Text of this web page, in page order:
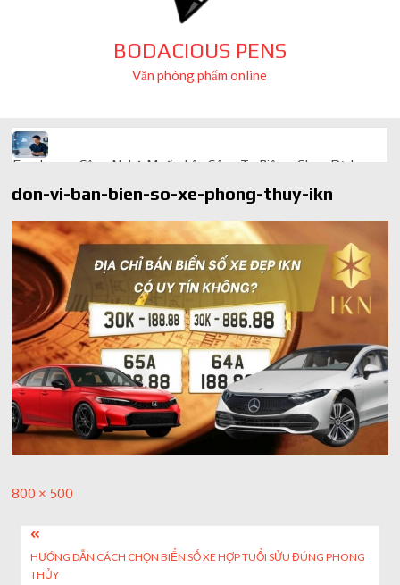
BODACIOUS PENS
Văn phòng phẩm online
Freelancer Công Nghệ Muốn Lên Công Ty Riêng: Chọn Dịch
Quà cá nhân hóa: vì sao món làm riêng luôn ghi điểm
AI trong doanh nghiệp: Phân biệt RPA, workflow và AI agent
Ứng dụng AI trong doanh nghiệp để cắt giảm chi phí vận hành
Ứng dụng AI cho chăm sóc khách hàng giúp web phản hồi
24/7
AI agent cho doanh nghiệp khác chatbot truyền thống ra sao
don-vi-ban-bien-so-xe-phong-thuy-ikn
Full
800 × 500
Post
navigation
HƯỚNG DẪN CÁCH CHỌN BIỂN SỐ XE HỢP TUỔI SỬU ĐÚNG PHONG
THỦY